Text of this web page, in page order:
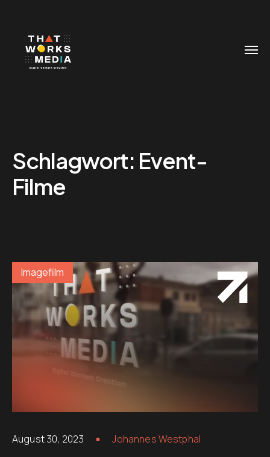
Schlagwort: Event-
Filme
Imagefilm
August 30, 2023 Johannes Westphal